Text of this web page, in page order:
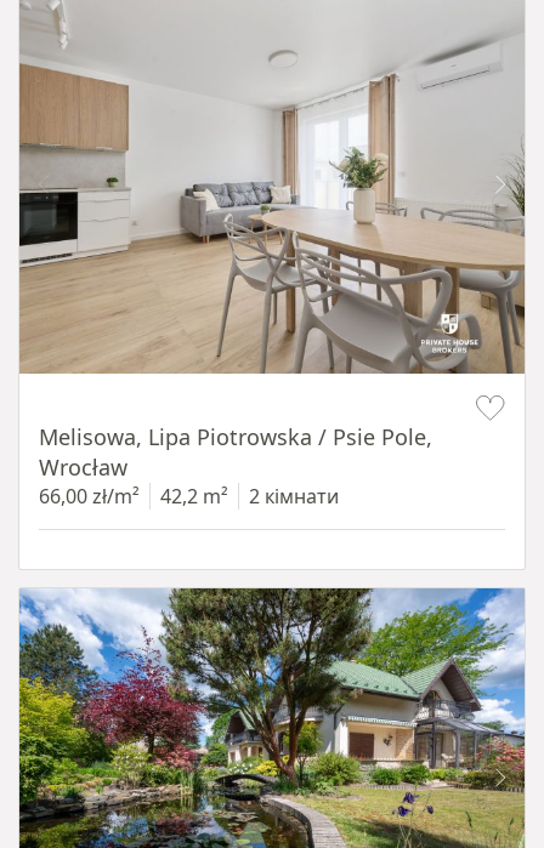
Melisowa, Lipa Piotrowska / Psie Pole,
Wrocław
66,00 zł/m² 42,2 m² 2 кімнати